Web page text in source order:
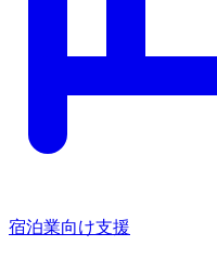
宿泊業向け支援